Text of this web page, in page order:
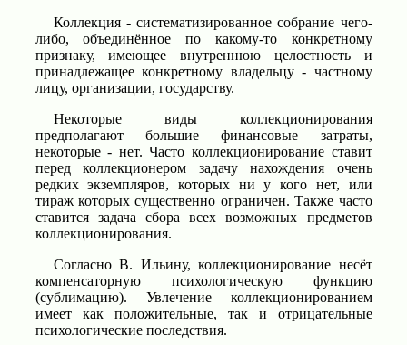
Коллекция - систематизированное собрание чего-
либо, объединённое по какому-то конкретному
признаку, имеющее внутреннюю целостность и
принадлежащее конкретному владельцу - частному
лицу, организации, государству.
Некоторые виды коллекционирования
предполагают большие финансовые затраты,
некоторые - нет. Часто коллекционирование ставит
перед коллекционером задачу нахождения очень
редких экземпляров, которых ни у кого нет, или
тираж которых существенно ограничен. Также часто
ставится задача сбора всех возможных предметов
коллекционирования.
Согласно В. Ильину, коллекционирование несёт
компенсаторную психологическую функцию
(сублимацию). Увлечение коллекционированием
имеет как положительные, так и отрицательные
психологические последствия.